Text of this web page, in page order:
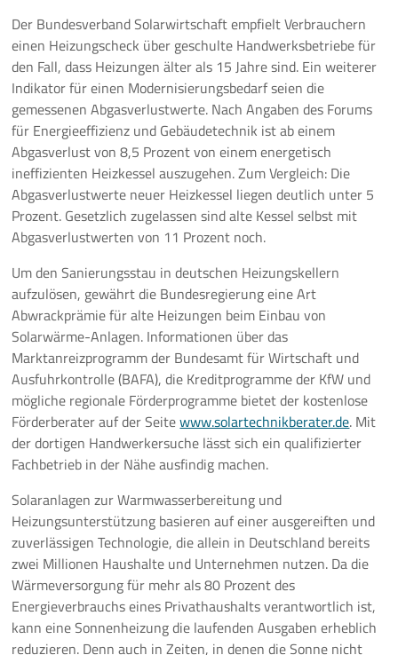
Der Bundesverband Solarwirtschaft empfielt Verbrauchern
einen Heizungscheck über geschulte Handwerksbetriebe für
den Fall, dass Heizungen älter als 15 Jahre sind. Ein weiterer
Indikator für einen Modernisierungsbedarf seien die
gemessenen Abgasverlustwerte. Nach Angaben des Forums
für Energieeffizienz und Gebäudetechnik ist ab einem
Abgasverlust von 8,5 Prozent von einem energetisch
ineffizienten Heizkessel auszugehen. Zum Vergleich: Die
Abgasverlustwerte neuer Heizkessel liegen deutlich unter 5
Prozent. Gesetzlich zugelassen sind alte Kessel selbst mit
Abgasverlustwerten von 11 Prozent noch.
Um den Sanierungsstau in deutschen Heizungskellern
aufzulösen, gewährt die Bundesregierung eine Art
Abwrackprämie für alte Heizungen beim Einbau von
Solarwärme-Anlagen. Informationen über das
Marktanreizprogramm der Bundesamt für Wirtschaft und
Ausfuhrkontrolle (BAFA), die Kreditprogramme der KfW und
mögliche regionale Förderprogramme bietet der kostenlose
Förderberater auf der Seitewww.solartechnikberater.de. Mit
der dortigen Handwerkersuche lässt sich ein qualifizierter
Fachbetrieb in der Nähe ausfindig machen.
Solaranlagen zur Warmwasserbereitung und
Heizungsunterstützung basieren auf einer ausgereiften und
zuverlässigen Technologie, die allein in Deutschland bereits
zwei Millionen Haushalte und Unternehmen nutzen. Da die
Wärmeversorgung für mehr als 80 Prozent des
Energieverbrauchs eines Privathaushalts verantwortlich ist,
kann eine Sonnenheizung die laufenden Ausgaben erheblich
reduzieren. Denn auch in Zeiten, in denen die Sonne nicht